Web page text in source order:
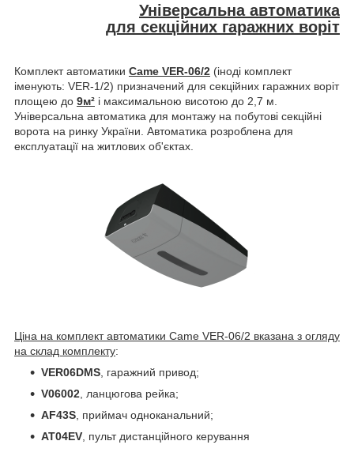
Універсальна автоматика
для секційних гаражних воріт
Комплект автоматики Came VER-06/2 (іноді комплект
іменують: VER-1/2) призначений для секційних гаражних воріт
площею до 9м² і максимальною висотою до 2,7 м.
Універсальна автоматика для монтажу на побутові секційні
ворота на ринку України. Автоматика розроблена для
експлуатації на житлових об'єктах.
Ціна на комплект автоматики Came VER-06/2 вказана з огляду
на склад комплекту:
VER06DMS , гаражний привод;
V06002 , ланцюгова рейка;
AF43S , приймач одноканальний;
AT04EV , пульт дистанційного керування